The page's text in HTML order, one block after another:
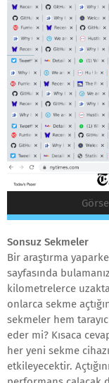
Sonsuz Sekmeler
Bir araştırma
sayfasında
kilometrelerce
onlarca sekme
sekmeler hem
eder mi? Kısaca
her yeni sekme
etkileyecektir.